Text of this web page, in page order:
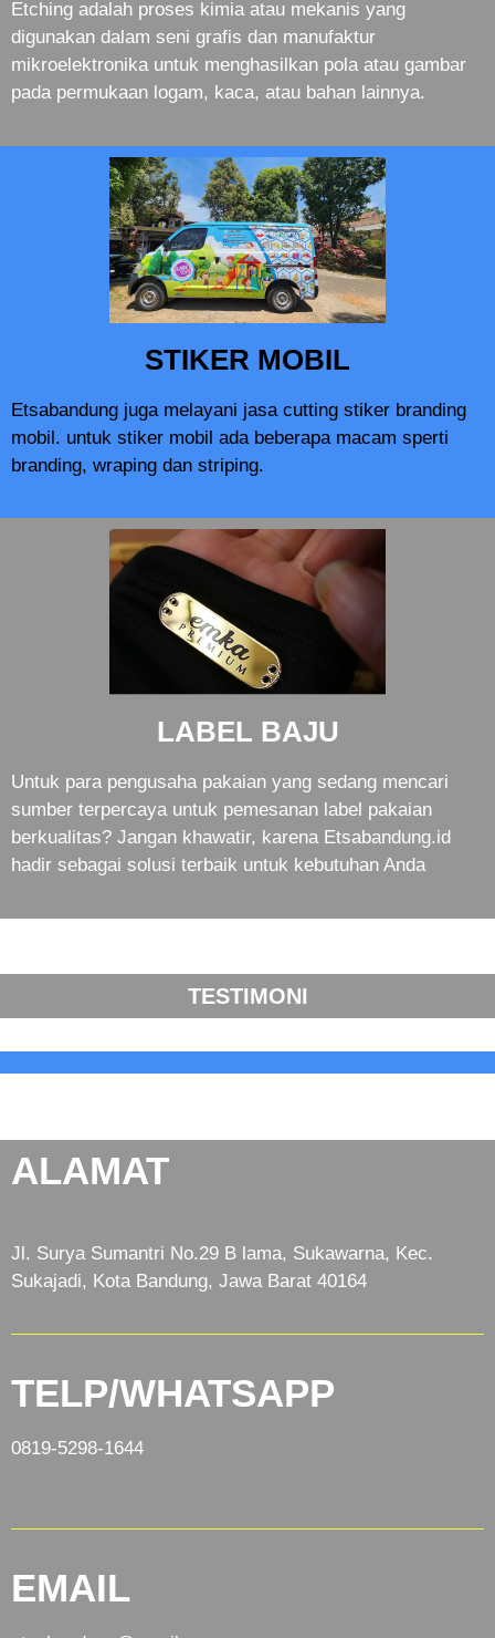
Etching adalah proses kimia atau mekanis yang
digunakan dalam seni grafis dan manufaktur
mikroelektronika untuk menghasilkan pola atau gambar
pada permukaan logam, kaca, atau bahan lainnya.
STIKER MOBIL
Etsabandung juga melayani jasa cutting stiker branding
mobil. untuk stiker mobil ada beberapa macam sperti
branding, wraping dan striping.
LABEL BAJU
Untuk para pengusaha pakaian yang sedang mencari
sumber terpercaya untuk pemesanan label pakaian
berkualitas? Jangan khawatir, karena Etsabandung.id
hadir sebagai solusi terbaik untuk kebutuhan Anda
TESTIMONI
ALAMAT
Jl. Surya Sumantri No.29 B lama, Sukawarna, Kec.
Sukajadi, Kota Bandung, Jawa Barat 40164
TELP/WHATSAPP
0819-5298-1644
EMAIL